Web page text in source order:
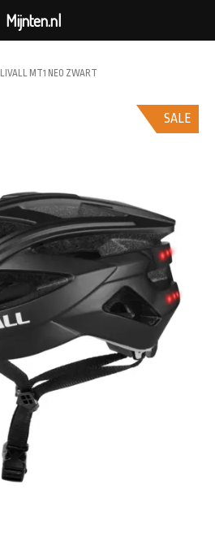
LIVALL MT1 NEO ZWART
SALE
Mijnten.nl